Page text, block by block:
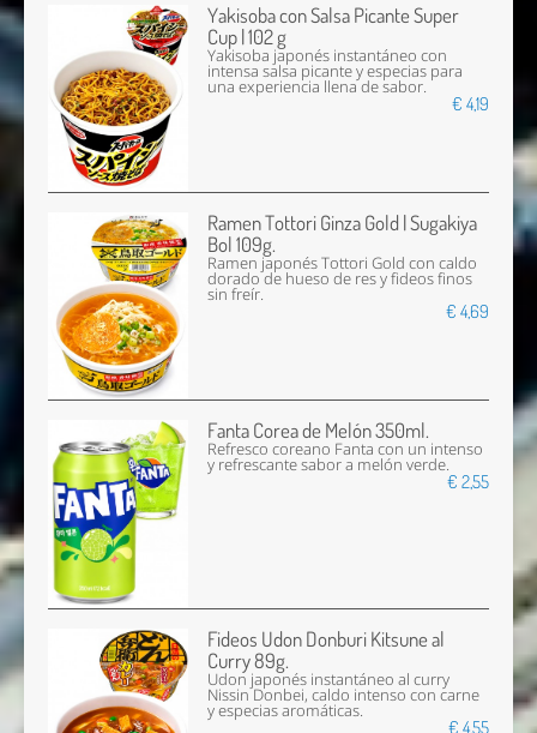
Yakisoba con Salsa Picante Super
Cup | 102 g
Yakisoba japonés instantáneo con
intensa salsa picante y especias para
una experiencia llena de sabor.
€ 4,19
Ramen Tottori Ginza Gold | Sugakiya
Bol 109g.
Ramen japonés Tottori Gold con caldo
dorado de hueso de res y fideos finos
sin freír.
€ 4,69
Fanta Corea de Melón 350ml.
Refresco coreano Fanta con un intenso
y refrescante sabor a melón verde.
€ 2,55
Fideos Udon Donburi Kitsune al
Curry 89g.
Udon japonés instantáneo al curry
Nissin Donbei, caldo intenso con carne
y especias aromáticas.
€ 4,55